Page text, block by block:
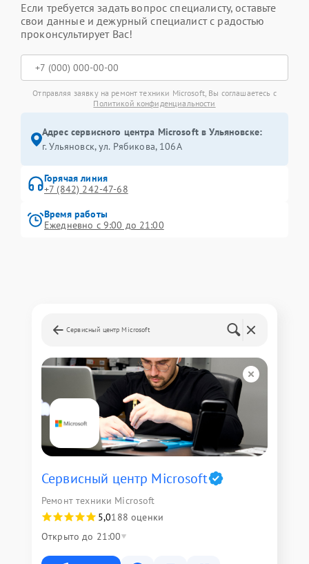
Если требуется задать вопрос специалисту, оставьте
свои данные и дежурный специалист с радостью
проконсультирует Вас!
Отправляя заявку на ремонт техники Microsoft, Вы соглашаетесь с
Политикой конфиденциальности
Адрес сервисного центра Microsoft в Ульяновске:
г. Ульяновск, ул. Рябикова, 106А
Горячая линия
+7 (842) 242-47-68
Время работы
Ежедневно с 9:00 до 21:00
Сервисный центр Microsoft
Сервисный центр Microsoft
Ремонт техники Microsoft
5,0188 оценки
Открыто до 21:00